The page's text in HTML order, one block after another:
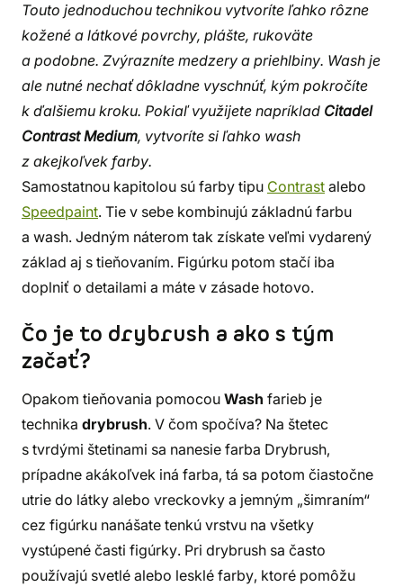
Touto jednoduchou technikou vytvoríte ľahko rôzne
kožené a látkové povrchy, plášte, rukoväte
a podobne. Zvýrazníte medzery a priehlbiny. Wash je
ale nutné nechať dôkladne vyschnúť, kým pokročíte
k ďalšiemu kroku. Pokiaľ využijete napríklad Citadel
Contrast Medium, vytvoríte si ľahko wash
z akejkoľvek farby.
Samostatnou kapitolou sú farby tipu Contrast alebo
Speedpaint. Tie v sebe kombinujú základnú farbu
a wash. Jedným náterom tak získate veľmi vydarený
základ aj s tieňovaním. Figúrku potom stačí iba
doplniť o detailami a máte v zásade hotovo.
Čo je to drybrush a ako s tým
začať?
Opakom tieňovania pomocou Wash farieb je
technika drybrush. V čom spočíva? Na štetec
s tvrdými štetinami sa nanesie farba Drybrush,
prípadne akákoľvek iná farba, tá sa potom čiastočne
utrie do látky alebo vreckovky a jemným „šimraním“
cez figúrku nanášate tenkú vrstvu na všetky
vystúpené časti figúrky. Pri drybrush sa často
používajú svetlé alebo lesklé farby, ktoré pomôžu